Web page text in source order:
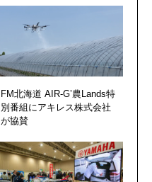
FM北海道 AIR-G’農Lands特
別番組にアキレス株式会社
が協賛